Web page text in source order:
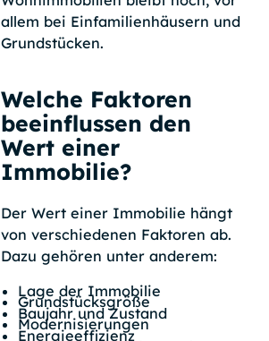
allem bei Einfamilienhäusern und
Grundstücken.
Welche Faktoren
beeinflussen den
Wert einer
Immobilie?
Der Wert einer Immobilie hängt
von verschiedenen Faktoren ab.
Dazu gehören unter anderem:
Lage der Immobilie
Grundstücksgröße
Baujahr und Zustand
Modernisierungen
Energieeffizienz